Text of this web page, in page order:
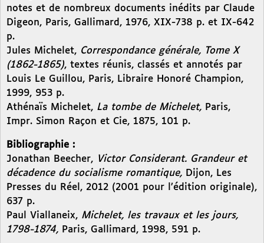
notes et de nombreux documents inédits par Claude
Digeon, Paris, Gallimard, 1976, XIX-738 p. et IX-642
p.
Jules Michelet, Correspondance générale, Tome X
(1862-1865), textes réunis, classés et annotés par
Louis Le Guillou, Paris, Libraire Honoré Champion,
1999, 953 p.
Athénaïs Michelet, La tombe de Michelet, Paris,
Impr. Simon Raçon et Cie, 1875, 101 p.
Bibliographie :
Jonathan Beecher, Victor Considerant. Grandeur et
décadence du socialisme romantique, Dijon, Les
Presses du Réel, 2012 (2001 pour l’édition originale),
637 p.
Paul Viallaneix, Michelet, les travaux et les jours,
1798-1874, Paris, Gallimard, 1998, 591 p.